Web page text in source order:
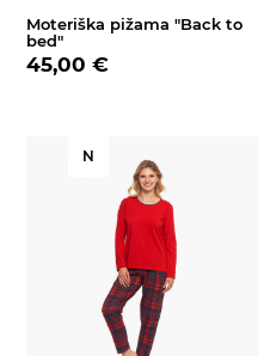
Moteriška pižama "Back to
bed"
45,00 €
N